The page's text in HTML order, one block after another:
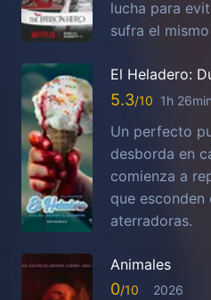
lucha para
sufra el
El Heladero:
5.3 1h 26min
Un perfecto
desborda en
comienza a
que esconden
aterradoras.
Animales
0 2026